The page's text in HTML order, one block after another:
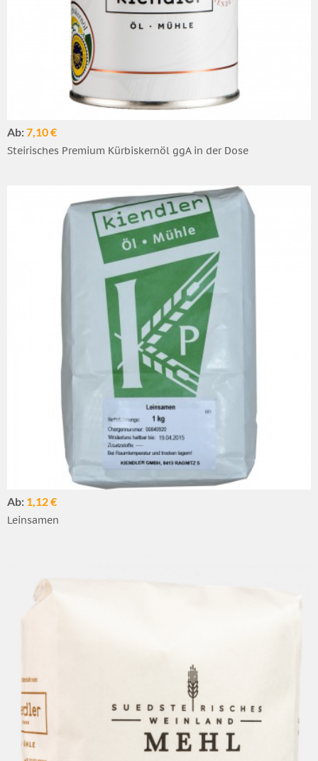
Ab:7,10 €
Steirisches Premium Kürbiskernöl ggA in der Dose
Ab: 1,12 €
Leinsamen